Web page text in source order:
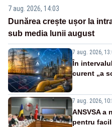
7 aug. 2026, 14:03
Dunărea crește ușor la
sub media lunii august
7 aug. 2026,
În
curent „a
7 aug. 2026,
ANSVSA a
pentru